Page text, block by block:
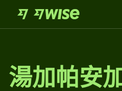
湯加帕安